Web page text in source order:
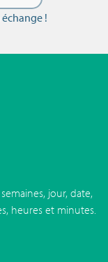
!
jour, date,
heures et minutes.